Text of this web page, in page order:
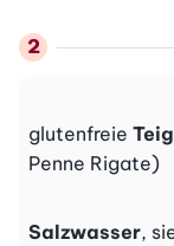
glutenfreie
Penne Rigate)
Salzwasser,